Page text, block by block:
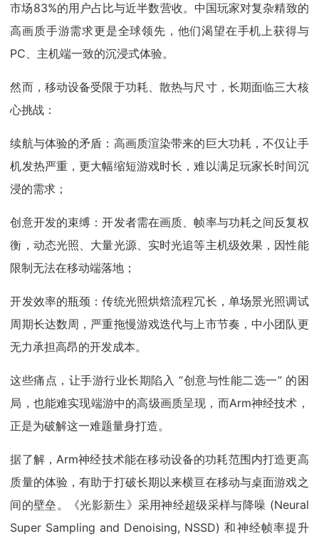
市场83%的用户占比与近半数营收。中国玩家对复杂精致的
高画质手游需求更是全球领先，他们渴望在手机上获得与
PC、主机端一致的沉浸式体验。
然而，移动设备受限于功耗、散热与尺寸，长期面临三大核
心挑战：
续航与体验的矛盾：高画质渲染带来的巨大功耗，不仅让手
机发热严重，更大幅缩短游戏时长，难以满足玩家长时间沉
浸的需求；
创意开发的束缚：开发者需在画质、帧率与功耗之间反复权
衡，动态光照、大量光源、实时光追等主机级效果，因性能
限制无法在移动端落地；
开发效率的瓶颈：传统光照烘焙流程冗长，单场景光照调试
周期长达数周，严重拖慢游戏迭代与上市节奏，中小团队更
无力承担高昂的开发成本。
这些痛点，让手游行业长期陷入 “创意与性能二选一” 的困
局，也能难实现端游中的高级画质呈现，而Arm神经技术，
正是为破解这一难题量身打造。
据了解，Arm神经技术能在移动设备的功耗范围内打造更高
质量的体验，有助于打破长期以来横亘在移动与桌面游戏之
间的壁垒。《光影新生》采用神经超级采样与降噪 (Neural
Super Sampling and Denoising, NSSD) 和神经帧率提升